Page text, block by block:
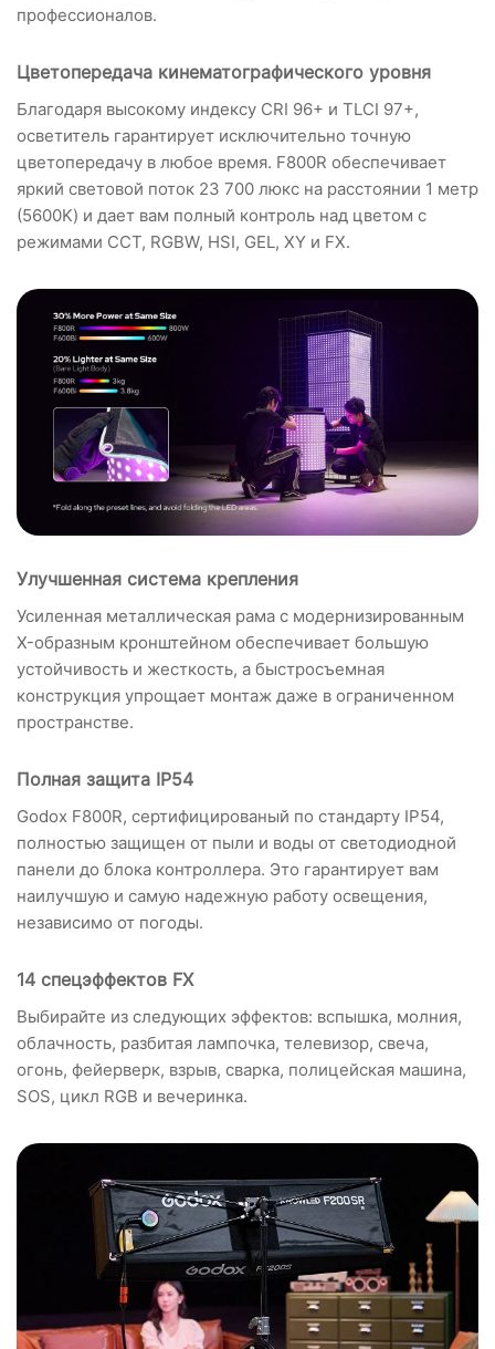
профессионалов.
Цветопередача кинематографического уровня
Благодаря высокому индексу CRI 96+ и TLCI 97+,
осветитель гарантирует исключительно точную
цветопередачу в любое время. F800R обеспечивает
яркий световой поток 23 700 люкс на расстоянии 1 метр
(5600K) и дает вам полный контроль над цветом с
режимами CCT, RGBW, HSI, GEL, XY и FX.
Улучшенная система крепления
Усиленная металлическая рама с модернизированным
X-образным кронштейном обеспечивает большую
устойчивость и жесткость, а быстросъемная
конструкция упрощает монтаж даже в ограниченном
пространстве.
Полная защита IP54
Godox F800R, сертифицированый по стандарту IP54,
полностью защищен от пыли и воды от светодиодной
панели до блока контроллера. Это гарантирует вам
наилучшую и самую надежную работу освещения,
независимо от погоды.
14 спецэффектов FX
Выбирайте из следующих эффектов: вспышка, молния,
облачность, разбитая лампочка, телевизор, свеча,
огонь, фейерверк, взрыв, сварка, полицейская машина,
SOS, цикл RGB и вечеринка.